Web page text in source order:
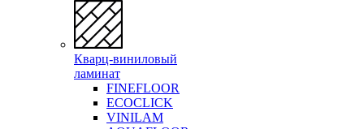
Кварц-виниловый
ламинат
FINEFLOOR
ECOCLICK
VINILAM